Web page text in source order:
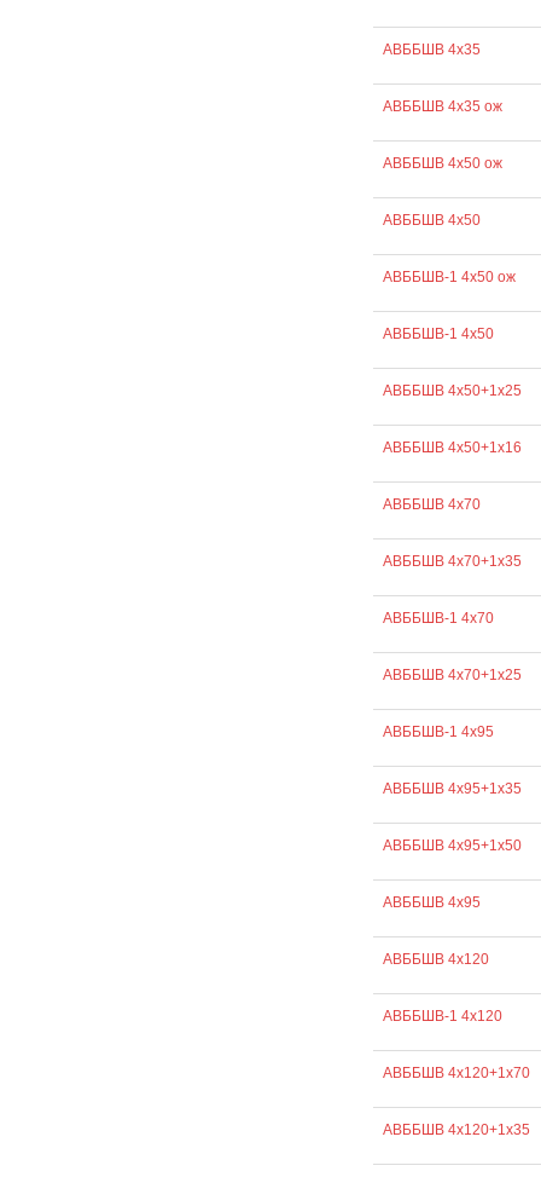
АВББШВ 4х35
АВББШВ 4х35 ож
АВББШВ 4х50 ож
АВББШВ 4х50
АВББШВ-1 4х50 ож
АВББШВ-1 4х50
АВББШВ 4х50+1х25
АВББШВ 4х50+1х16
АВББШВ 4х70
АВББШВ 4х70+1х35
АВББШВ-1 4х70
АВББШВ 4х70+1х25
АВББШВ-1 4х95
АВББШВ 4х95+1х35
АВББШВ 4х95+1х50
АВББШВ 4х95
АВББШВ 4х120
АВББШВ-1 4х120
АВББШВ 4х120+1х70
АВББШВ 4х120+1х35